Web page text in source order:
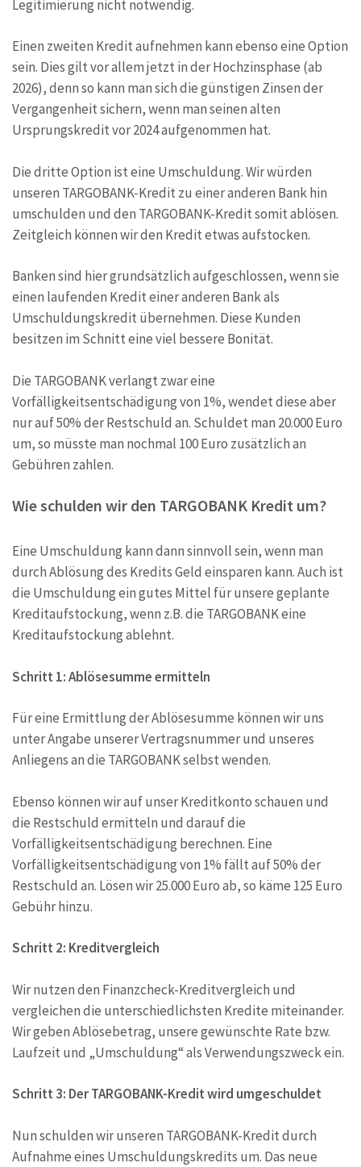
Legitimierung nicht notwendig.
Einen zweiten Kredit aufnehmen kann ebenso eine Option
sein. Dies gilt vor allem jetzt in der Hochzinsphase (ab
2026), denn so kann man sich die günstigen Zinsen der
Vergangenheit sichern, wenn man seinen alten
Ursprungskredit vor 2024 aufgenommen hat.
Die dritte Option ist eine Umschuldung. Wir würden
unseren TARGOBANK-Kredit zu einer anderen Bank hin
umschulden und den TARGOBANK-Kredit somit ablösen.
Zeitgleich können wir den Kredit etwas aufstocken.
Banken sind hier grundsätzlich aufgeschlossen, wenn sie
einen laufenden Kredit einer anderen Bank als
Umschuldungskredit übernehmen. Diese Kunden
besitzen im Schnitt eine viel bessere Bonität.
Die TARGOBANK verlangt zwar eine
Vorfälligkeitsentschädigung von 1%, wendet diese aber
nur auf 50% der Restschuld an. Schuldet man 20.000 Euro
um, so müsste man nochmal 100 Euro zusätzlich an
Gebühren zahlen.
Wie schulden wir den TARGOBANK Kredit um?
Eine Umschuldung kann dann sinnvoll sein, wenn man
durch Ablösung des Kredits Geld einsparen kann. Auch ist
die Umschuldung ein gutes Mittel für unsere geplante
Kreditaufstockung, wenn z.B. die TARGOBANK eine
Kreditaufstockung ablehnt.
Schritt 1: Ablösesumme ermitteln
Für eine Ermittlung der Ablösesumme können wir uns
unter Angabe unserer Vertragsnummer und unseres
Anliegens an die TARGOBANK selbst wenden.
Ebenso können wir auf unser Kreditkonto schauen und
die Restschuld ermitteln und darauf die
Vorfälligkeitsentschädigung berechnen. Eine
Vorfälligkeitsentschädigung von 1% fällt auf 50% der
Restschuld an. Lösen wir 25.000 Euro ab, so käme 125 Euro
Gebühr hinzu.
Schritt 2: Kreditvergleich
Wir nutzen den Finanzcheck-Kreditvergleich und
vergleichen die unterschiedlichsten Kredite miteinander.
Wir geben Ablösebetrag, unsere gewünschte Rate bzw.
Laufzeit und „Umschuldung“ als Verwendungszweck ein.
Schritt 3: Der TARGOBANK-Kredit wird umgeschuldet
Nun schulden wir unseren TARGOBANK-Kredit durch
Aufnahme eines Umschuldungskredits um. Das neue